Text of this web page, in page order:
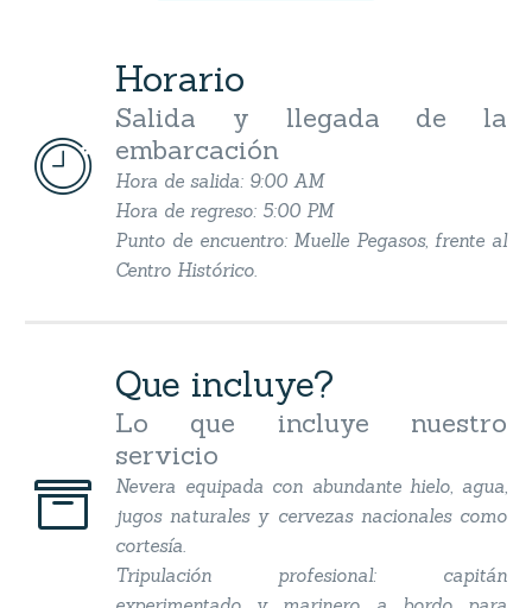


Horario
Salida y llegada de la
embarcación
Hora de salida: 9:00 AM
Hora de regreso: 5:00 PM
Punto de encuentro: Muelle Pegasos, frente al
Centro Histórico.


Que incluye?
Lo que incluye nuestro
servicio
Nevera equipada con abundante hielo, agua,
jugos naturales y cervezas nacionales como
cortesía.
Tripulación profesional: capitán